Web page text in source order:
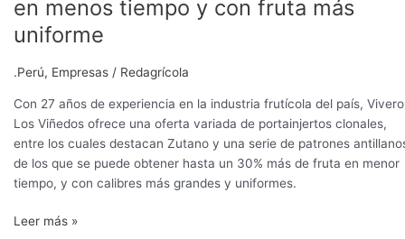
en menos tiempo y con fruta más
uniforme
.Perú, Empresas / Redagrícola
Con 27 años de experiencia en la industria frutícola del país, Vivero
Los Viñedos ofrece una oferta variada de portainjertos clonales,
entre los cuales destacan Zutano y una serie de patrones
de los que se puede obtener hasta un 30% más de fruta en menor
tiempo, y con calibres más grandes y uniformes.
Leer más »